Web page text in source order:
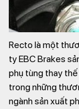
Recto là một
ty EBC Brakes
phụ tùng thay thế
trong những
ngành sản xuất